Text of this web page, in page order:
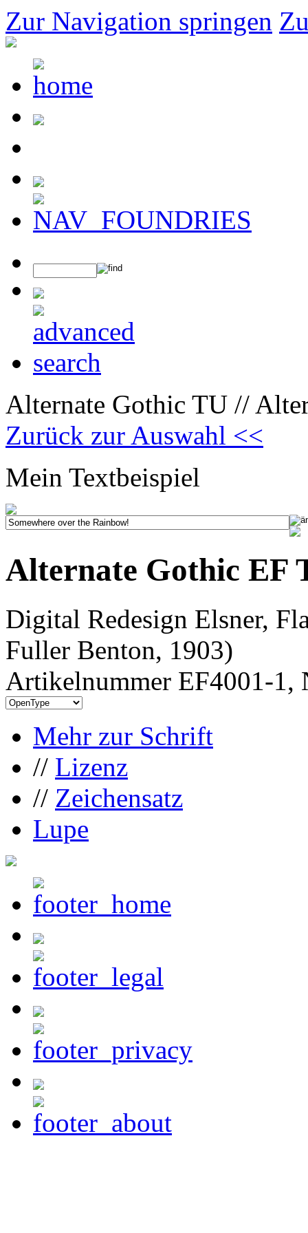
Zur Navigation springen
Alternate Gothic TU //
Zurück zur Auswahl <<
Mein Textbeispiel
Alternate Gothic EF
Digital Redesign Elsner,
Fuller Benton, 1903)
Artikelnummer EF4001-1,
Mehr zur Schrift
// Lizenz
// Zeichensatz
Lupe